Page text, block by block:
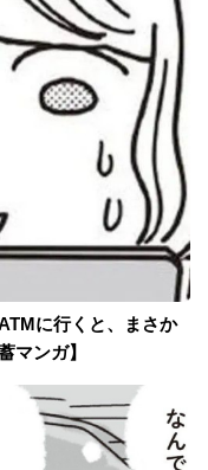
に行くと、まさか
マンガ】